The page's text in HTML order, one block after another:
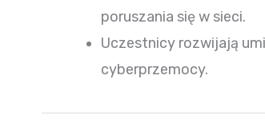
poruszania się w sieci.
Uczestnicy rozwijają
cyberprzemocy.